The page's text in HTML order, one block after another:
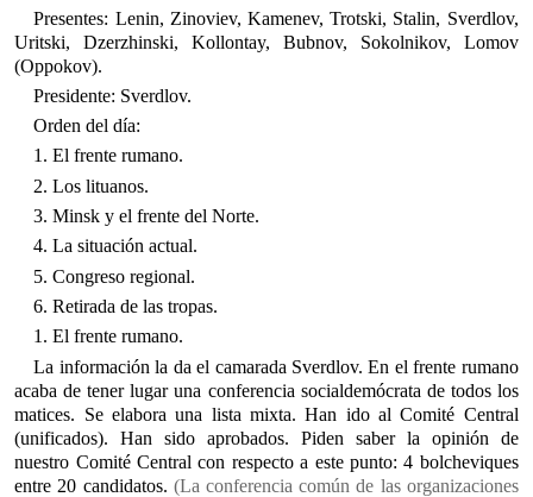
Presentes: Lenin, Zinoviev, Kamenev, Trotski, Stalin, Sverdlov,
Uritski, Dzerzhinski, Kollontay, Bubnov, Sokolnikov, Lomov
(Oppokov).
Presidente: Sverdlov.
Orden del día:
1. El frente rumano.
2. Los lituanos.
3. Minsk y el frente del Norte.
4. La situación actual.
5. Congreso regional.
6. Retirada de las tropas.
1. El frente rumano.
La información la da el camarada Sverdlov. En el frente rumano
acaba de tener lugar una conferencia socialdemócrata de todos los
matices. Se elabora una lista mixta. Han ido al Comité Central
(unificados). Han sido aprobados. Piden saber la opinión de
nuestro Comité Central con respecto a este punto: 4 bolcheviques
entre 20 candidatos. (La conferencia común de las organizaciones